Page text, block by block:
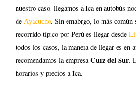
nuestro caso, llegamos a Ica en autobús
de Ayacucho. Sin emabrgo, lo más común
recorrido típico por Perú es llegar desde
todos los casos, la manera de llegar es en
recomendamos la empresaCurz del Sur.
horarios y precios a Ica.